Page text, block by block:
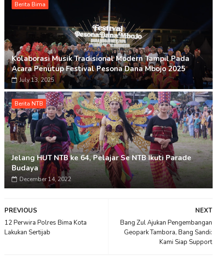
Berita Bima
Kolaborasi Musik Tradisional Modern Tampil Pada
Acara Penutup Festival Pesona Dana Mbojo 2025
July 13, 2025
Berita NTB
Jelang HUT NTB ke 64, Pelajar Se NTB Ikuti Parade
Budaya
December 14, 2022
NEXT
Bang Zul Ajukan Pengembangan
Geopark Tambora, Bang Sandi:
Kami Siap Support
PREVIOUS
12 Perwira Polres Bima Kota
Lakukan Sertijab